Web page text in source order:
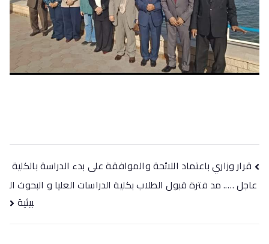
تصفّح
المقالات
قرار وزاري باعتماد اللائحة والموافقة على بدء الدراسة بالكلية
عاجل ….. مد فترة قبول الطلاب بكلية الدراسات العليا و البحوث ال
بيئية